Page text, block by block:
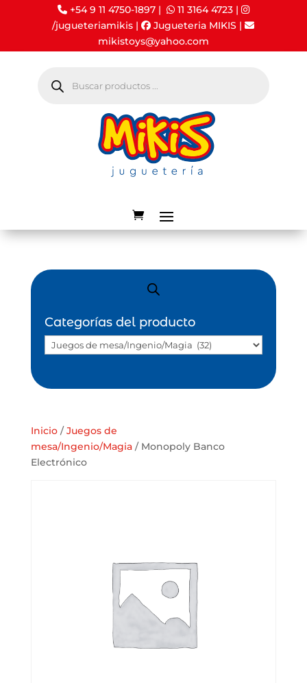
+54 9 11 4750-1897 | 11 3164 4723|
/jugueteriamikis | Jugueteria MIKIS |
mikistoys@yahoo.com
productos
Inicio/Juegos de
mesa/Ingenio/Magia/ Monopoly Banco
Electrónico
Categorías del producto